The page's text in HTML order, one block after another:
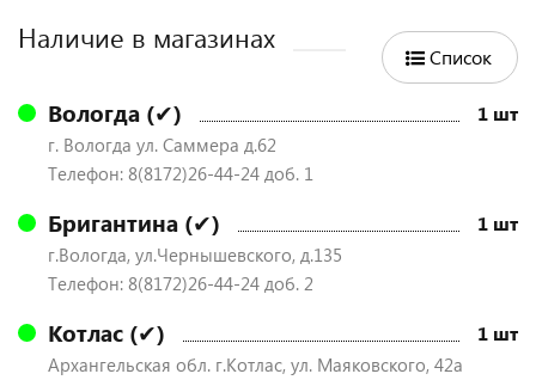
Наличие в магазинах
Список
Вологда (✔) 1 шт
г. Вологда ул. Саммера д.62
Телефон: 8(8172)26-44-24 доб. 1
Бригантина (✔) 1 шт
г.Вологда, ул.Чернышевского, д.135
Телефон: 8(8172)26-44-24 доб. 2
Котлас (✔) 1 шт
Архангельская обл. г.Котлас, ул. Маяковского, 42а